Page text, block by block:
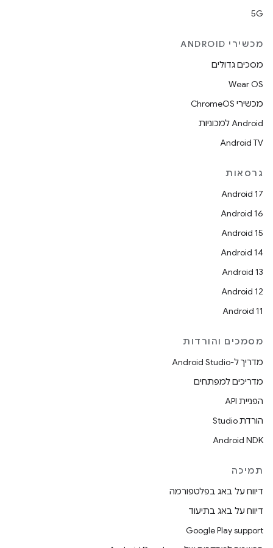
5G
מכשירי ANDROID
מסכים גדולים
Wear OS
מכשירי ChromeOS
Android למכוניות
Android TV
גרסאות
Android 17
Android 16
Android 15
Android 14
Android 13
Android 12
Android 11
מסמכים והורדות
מדריך ל-Android Studio
מדריכים למפתחים
הפניית API
הורדת Studio
Android NDK
תמיכה
דיווח על באג בפלטפורמה
דיווח על באג בתיעוד
Google Play support